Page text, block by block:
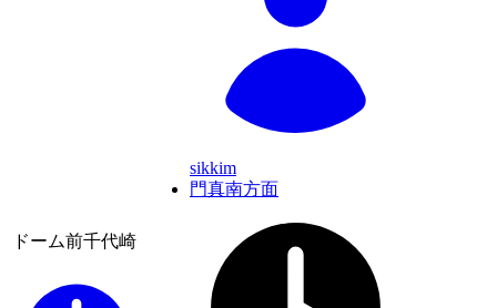
ドーム前千代崎
sikkim
門真南方面